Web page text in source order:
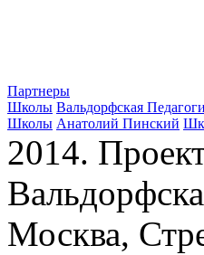
Партнеры
Школы Вальдорфская
Школы Анатолий Пинский
2014.
Москва,